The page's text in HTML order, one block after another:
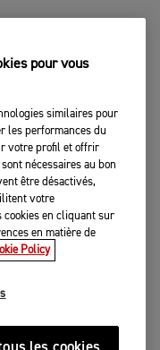
pour vous
similaires pour
les performances du
votre profil et offrir
nécessaires au bon
être désactivés,
votre
cookies en cliquant sur
en matière de
Policy